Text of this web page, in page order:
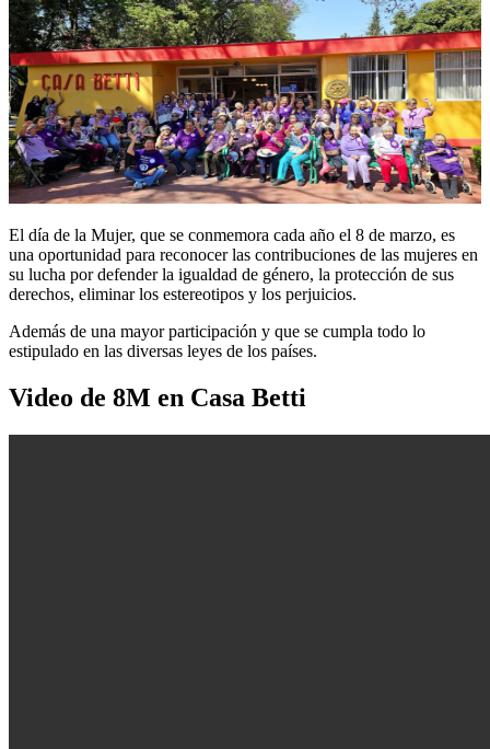
El día de la Mujer, que se conmemora cada año el 8 de marzo, es
una oportunidad para reconocer las contribuciones de las mujeres en
su lucha por defender la igualdad de género, la protección de sus
derechos, eliminar los estereotipos y los perjuicios.
Además de una mayor participación y que se cumpla todo lo
estipulado en las diversas leyes de los países.
Video de 8M en Casa Betti